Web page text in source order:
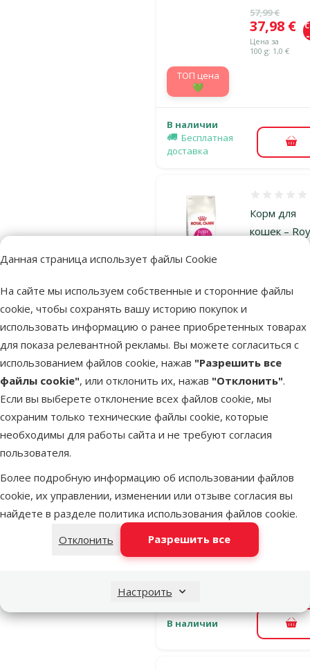
Данная страница использует файлы Cookie
На сайте мы используем собственные и сторонние файлы
cookie, чтобы сохранять вашу историю покупок и
использовать информацию о ранее приобретенных товарах
для показа релевантной рекламы. Вы можете согласиться с
использованием файлов cookie, нажав "Разрешить все
файлы cookie", или отклонить их, нажав "Отклонить".
Если вы выберете отклонение всех файлов cookie, мы
сохраним только технические файлы cookie, которые
необходимы для работы сайта и не требуют согласия
пользователя.
Более подробную информацию об использовании файлов
cookie, их управлении, изменении или отзыве согласия вы
найдете в разделе политика использования файлов cookie.
Отклонить
Разрешить все
Настроить
Исходная
57,99 €
Цена
37,98 €
Цена за
100 g: 1,0 €
TOП цена
💚
В наличии
Бесплатная
доставка
В
Корм для
кошек –
Исходная
119 €
Цена
79,98 €
100 g: 0,8 €
TOП цена
💚
В наличии
Бесплатная
кошек –
Canin Ageing
Оценка 0%
Цена
9,99 €
В наличии В